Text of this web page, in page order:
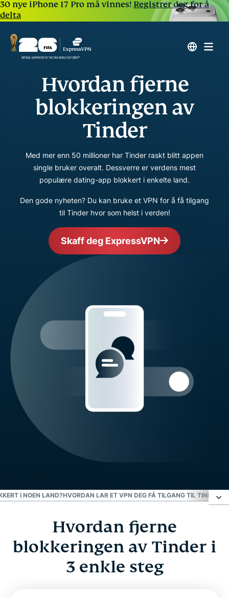
30 nye iPhone 17 Pro må vinnes! Registrer deg for å
delta
Hvordan fjerne
blokkeringen av
Tinder
Med mer enn 50 millioner har Tinder raskt blitt appen
single bruker overalt. Dessverre er verdens mest
populære dating-app blokkert i enkelte land.
Den gode nyheten? Du kan bruke et VPN for å få tilgang
til Tinder hvor som helst i verden!
Skaff deg ExpressVPN
I NOEN LAND?HVORDAN LAR ET VPN DEG FÅ TILGANG TIL TINDER?
Hvordan fjerne blokkeringen av Tinder i 3 enkle
steg
Fjern blokkeringen av Tinder med et VPN
Hvordan fjerne
blokkeringen av Tinder i
3 enkle steg